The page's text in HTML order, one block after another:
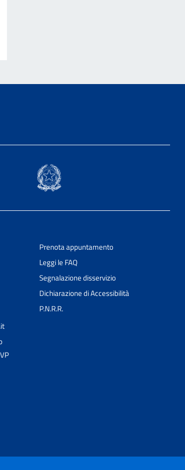
Prenota appuntamento
Leggi le FAQ
Segnalazione disservizio
Dichiarazione di Accessibilità
P.N.R.R.